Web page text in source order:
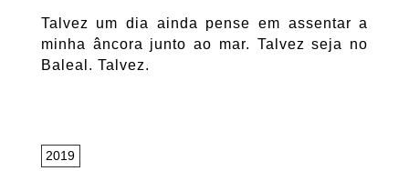
Talvez um dia ainda pense em assentar a
minha âncora junto ao mar. Talvez seja no
Baleal. Talvez.
2019